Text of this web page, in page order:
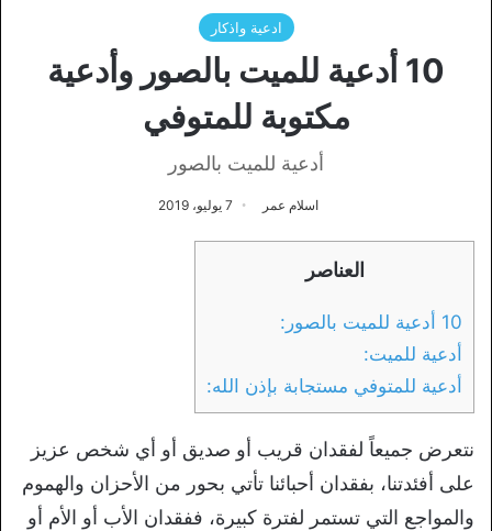
ادعية واذكار
10 أدعية للميت بالصور وأدعية
مكتوبة للمتوفي
أدعية للميت بالصور
اسلام عمر 7 يوليو، 2019
العناصر
10 أدعية للميت بالصور:
أدعية للميت:
أدعية للمتوفي مستجابة بإذن الله:
نتعرض جميعاً لفقدان قريب أو صديق أو أي شخص عزيز
على أفئدتنا، بفقدان أحبائنا تأتي بحور من الأحزان والهموم
والمواجع التي تستمر لفترة كبيرة، ففقدان الأب أو الأم أو